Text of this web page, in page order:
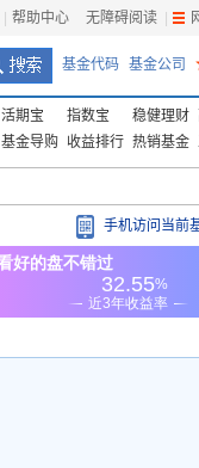
帮助中心 无障碍阅读
基金代码 基金公司
活期宝 指数宝 稳健理财
基金导购 收益排行 热销基金
手机访问当前